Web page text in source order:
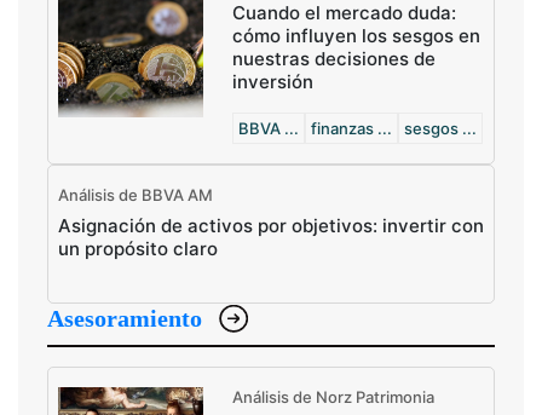
Cuando el mercado duda:
cómo influyen los sesgos en
nuestras decisiones de
inversión
BBVA ... finanzas ... sesgos ...
Análisis de BBVA AM
Asignación de activos por objetivos: invertir con
un propósito claro
Asesoramiento
Análisis de Norz Patrimonia